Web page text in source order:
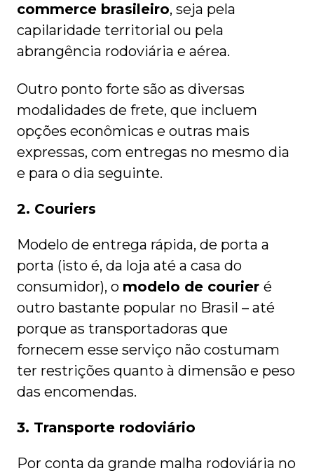
commerce brasileiro, seja pela
capilaridade territorial ou pela
abrangência rodoviária e aérea.
Outro ponto forte são as diversas
modalidades de frete, que incluem
opções econômicas e outras mais
expressas, com entregas no mesmo dia
e para o dia seguinte.
2. Couriers
Modelo de entrega rápida, de porta a
porta (isto é, da loja até a casa do
consumidor), o modelo de courier é
outro bastante popular no Brasil – até
porque as transportadoras que
fornecem esse serviço não costumam
ter restrições quanto à dimensão e peso
das encomendas.
3. Transporte rodoviário
Por conta da grande malha rodoviária no